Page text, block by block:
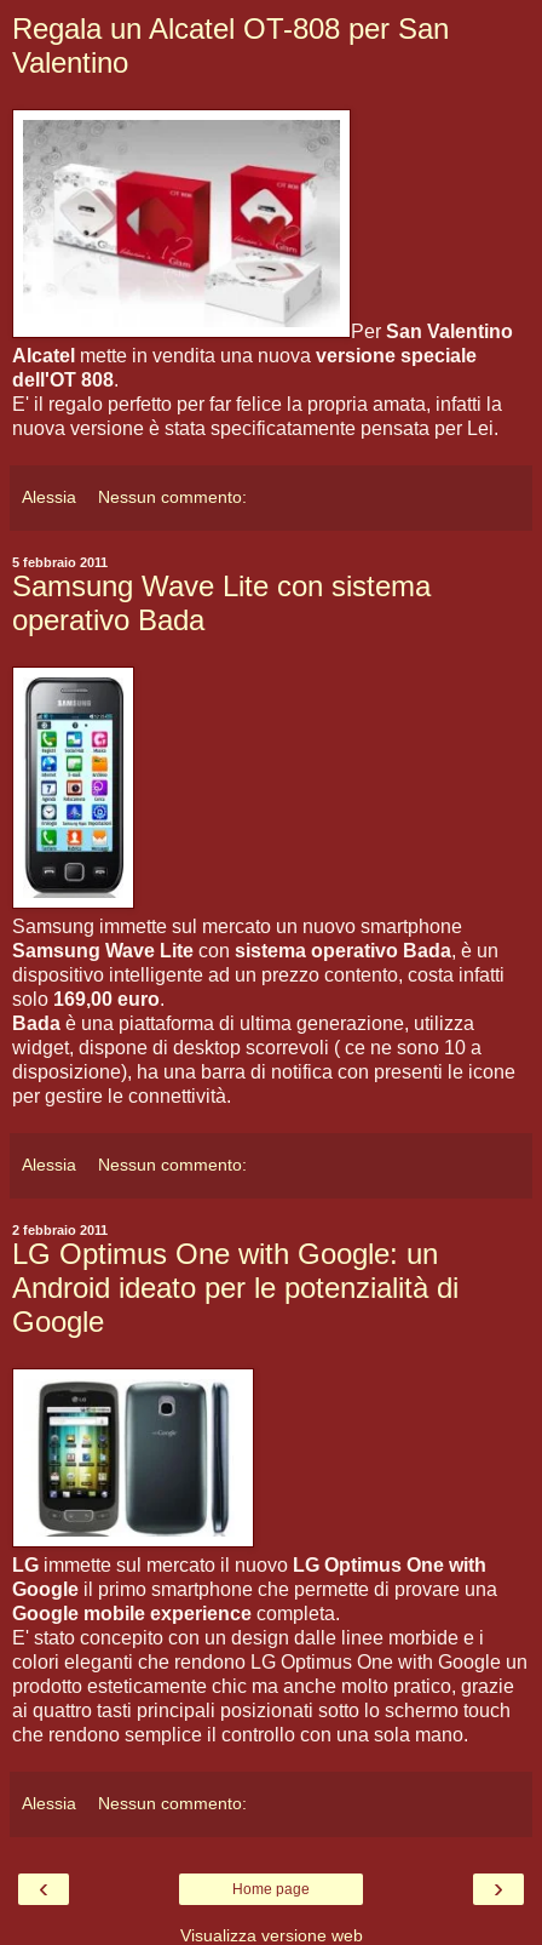
Regala un Alcatel OT-808 per San
Valentino
Per San Valentino
Alcatel mette in vendita una nuova versione speciale
dell'OT 808.
E' il regalo perfetto per far felice la propria amata, infatti la
nuova versione è stata specificatamente pensata per Lei.
Alessia Nessun commento:
5 febbraio 2011
Samsung Wave Lite con sistema
operativo Bada
Samsung immette sul mercato un nuovo smartphone
Samsung Wave Lite con sistema operativo Bada, è un
dispositivo intelligente ad un prezzo contento, costa infatti
solo 169,00 euro.
Bada è una piattaforma di ultima generazione, utilizza
widget, dispone di desktop scorrevoli ( ce ne sono 10 a
disposizione), ha una barra di notifica con presenti le icone
per gestire le connettività.
Alessia Nessun commento:
2 febbraio 2011
LG Optimus One with Google: un
Android ideato per le potenzialità di
Google
LG immette sul mercato il nuovo LG Optimus One with
Google il primo smartphone che permette di provare una
Google mobile experience completa.
E' stato concepito con un design dalle linee morbide e i
colori eleganti che rendono LG Optimus One with Google un
prodotto esteticamente chic ma anche molto pratico, grazie
ai quattro tasti principali posizionati sotto lo schermo touch
che rendono semplice il controllo con una sola mano.
Alessia Nessun commento:
‹ ›
Home page
Visualizza versione web